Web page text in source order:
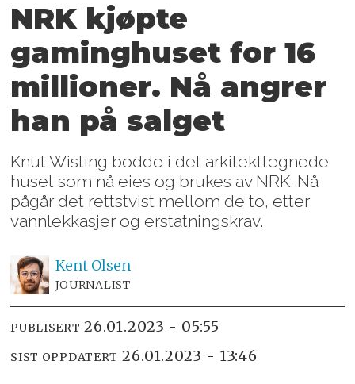
NRK kjøpte
gaminghuset for 16
millioner. Nå angrer
han på salget
Knut Wisting bodde i det arkitekttegnede
huset som nå eies og brukes av NRK. Nå
pågår det rettstvist mellom de to, etter
vannlekkasjer og erstatningskrav.
Kent Olsen
JOURNALIST
PUBLISERT 26.01.2023 - 05:55
SIST OPPDATERT 26.01.2023 - 13:46